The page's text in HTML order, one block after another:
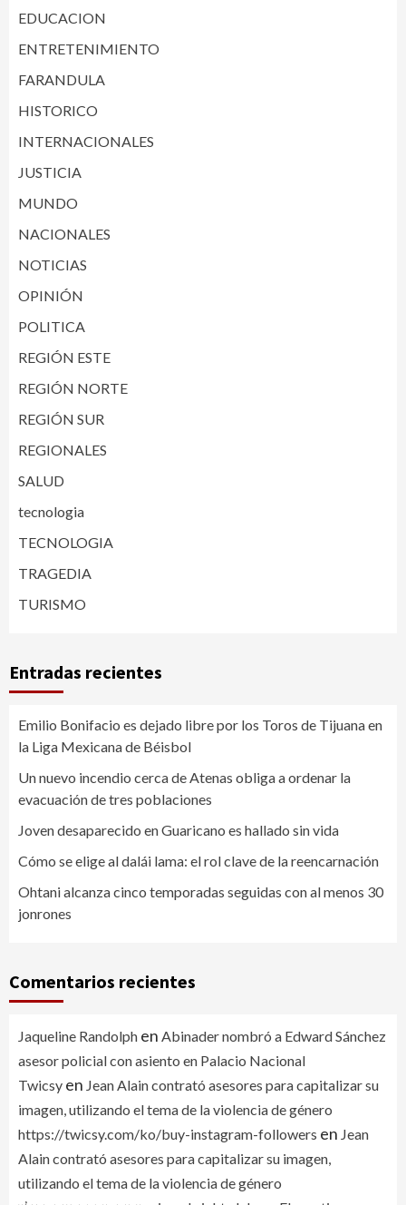
EDUCACION
ENTRETENIMIENTO
FARANDULA
HISTORICO
INTERNACIONALES
JUSTICIA
MUNDO
NACIONALES
NOTICIAS
OPINIÓN
POLITICA
REGIÓN ESTE
REGIÓN NORTE
REGIÓN SUR
REGIONALES
SALUD
tecnologia
TECNOLOGIA
TRAGEDIA
TURISMO
Entradas recientes
Emilio Bonifacio es dejado libre por los Toros de Tijuana en
la Liga Mexicana de Béisbol
Un nuevo incendio cerca de Atenas obliga a ordenar la
evacuación de tres poblaciones
Joven desaparecido en Guaricano es hallado sin vida
Cómo se elige al dalái lama: el rol clave de la reencarnación
Ohtani alcanza cinco temporadas seguidas con al menos 30
jonrones
Comentarios recientes
Jaqueline Randolph en Abinader nombró a Edward Sánchez
asesor policial con asiento en Palacio Nacional
Twicsy en Jean Alain contrató asesores para capitalizar su
imagen, utilizando el tema de la violencia de género
https://twicsy.com/ko/buy-instagram-followers en Jean
Alain contrató asesores para capitalizar su imagen,
utilizando el tema de la violencia de género